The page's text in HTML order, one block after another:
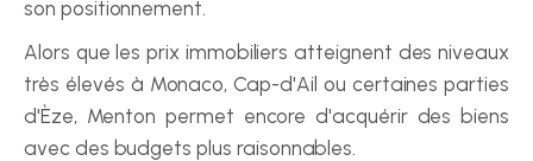
son positionnement.
Alors que les prix immobiliers atteignent des niveaux
très élevés à Monaco, Cap-d'Ail ou certaines parties
d'Èze, Menton permet encore d'acquérir des biens
avec des budgets plus raisonnables.